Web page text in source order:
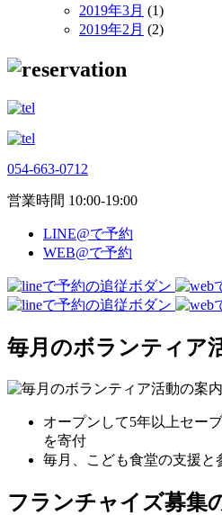
2019年3月 (1)
2019年2月 (2)
054-663-0712
営業時間 10:00-19:00
LINE@で予約
WEB@で予約
毎月のボランティア
オープンして5年以上セー
を寄付
毎月、こども食堂の支援と
フランチャイズ募集